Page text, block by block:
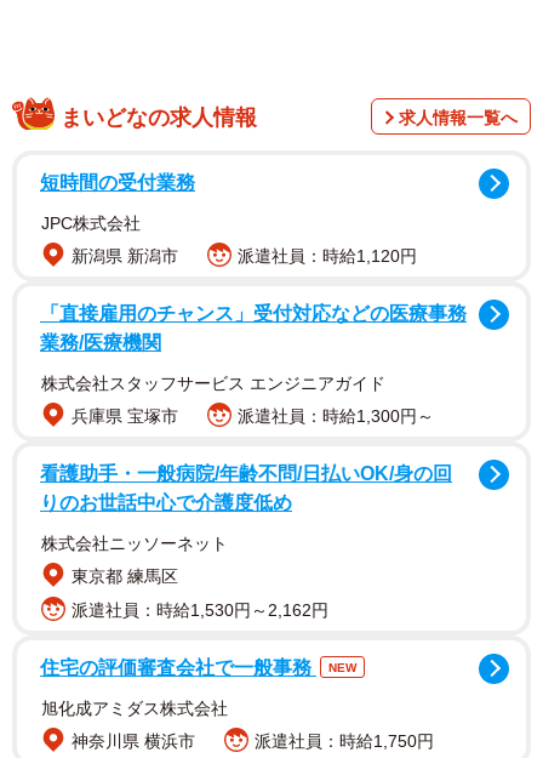
もを持つ保護者）1223人を対象として、2025年2月にイン
ターネットで実施されました。
その結果、全体の35.4％が「小1の壁を感じた／感じそう」
と回答。保育園時代と比べて早まる下校時間、増える学校
まいどなの求人情報 求人情報一覧へ
短時間の受付業務
JPC株式会社
新潟県 新潟市
派遣社員：時給1,120円
「直接雇用のチャンス」受付対応などの医療事務
業務/医療機関
株式会社スタッフサービス エンジニアガイド
兵庫県 宝塚市
派遣社員：時給1,300円～
看護助手・一般病院/年齢不問/日払いOK/身の回
りのお世話中心で介護度低め
株式会社ニッソーネット
東京都 練馬区
派遣社員：時給1,530円～2,162円
住宅の評価審査会社で一般事務 NEW
旭化成アミダス株式会社
神奈川県 横浜市
派遣社員：時給1,750円